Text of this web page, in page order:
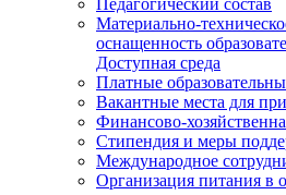
Педагогический состав
Материально-
оснащенность
Доступная среда
Платные
Вакантные места для
Финансово-
Стипендия и меры
Международное
Организация питания в